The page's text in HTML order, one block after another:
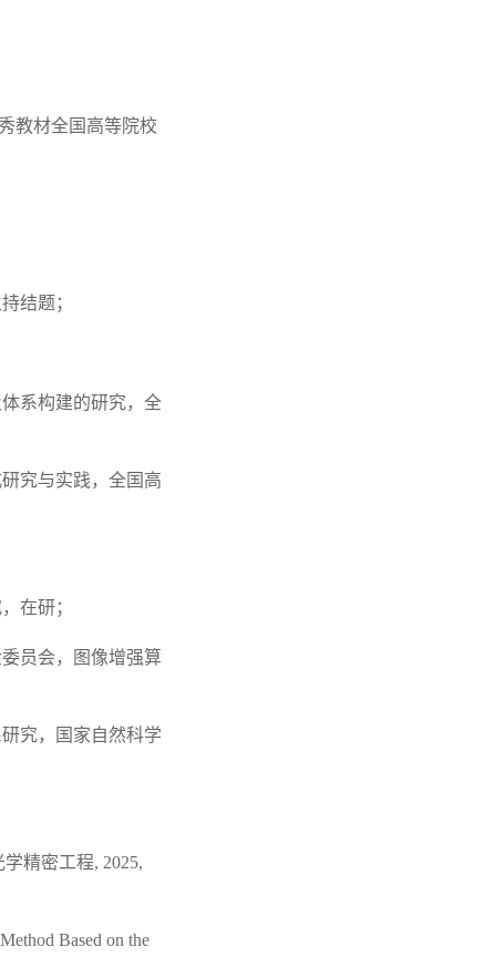
教材全国高等院校
结题；
系构建的研究，全
究与实践，全国高
在研；
员会，图像增强算
究，国家自然科学
精密工程, 2025,
Based on the